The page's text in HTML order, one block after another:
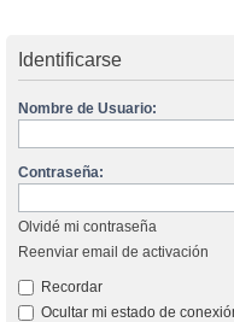
Identificarse
Nombre de Usuario:
Contraseña:
Olvidé mi contraseña
Reenviar email de activación
Recordar
Ocultar mi estado de